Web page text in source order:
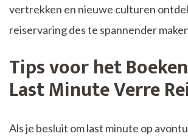
vertrekken en nieuwe culturen
reiservaring des te spannender
Tips voor het
Last Minute Verre
Als je besluit om last minute op